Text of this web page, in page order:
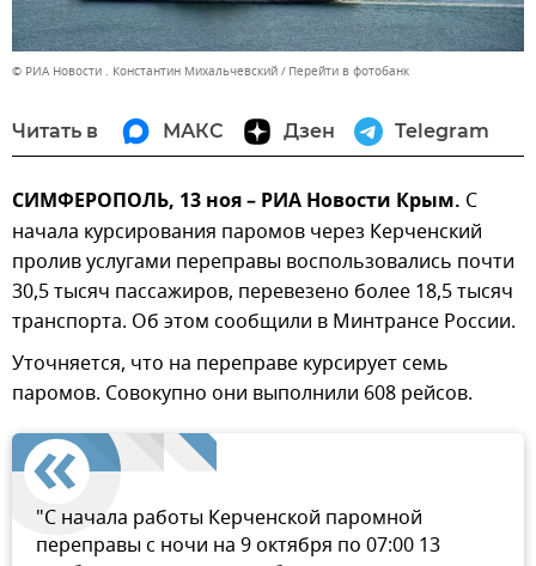
© РИА Новости . Константин Михальчевский Перейти в фотобанк
Читать в МАКС Дзен Telegram
СИМФЕРОПОЛЬ, 13 ноя – РИА Новости Крым. С
начала курсирования паромов через Керченский
пролив услугами переправы воспользовались почти
30,5 тысяч пассажиров, перевезено более 18,5 тысяч
транспорта. Об этом сообщили в Минтрансе России.
Уточняется, что на переправе курсирует семь
паромов. Совокупно они выполнили 608 рейсов.
"С начала работы Керченской паромной
переправы с ночи на 9 октября по 07:00 13